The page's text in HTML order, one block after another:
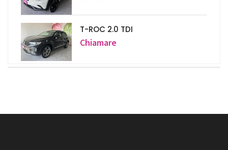
T-ROC 2.0 TDI
Chiamare